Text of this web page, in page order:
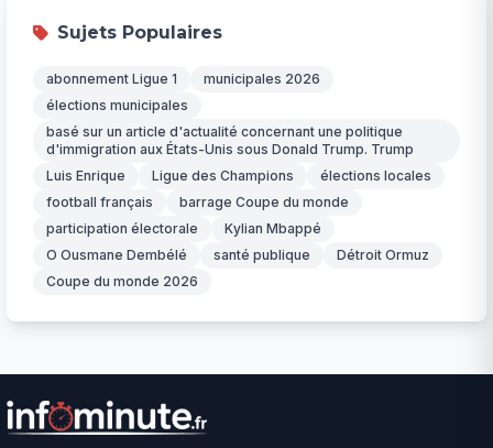
Sujets Populaires
abonnement Ligue 1
municipales 2026
élections municipales
basé sur un article d'actualité concernant une politique
d'immigration aux États-Unis sous Donald Trump. Trump
Luis Enrique
Ligue des Champions
élections locales
football français
barrage Coupe du monde
participation électorale
Kylian Mbappé
O Ousmane Dembélé
santé publique
Détroit Ormuz
Coupe du monde 2026